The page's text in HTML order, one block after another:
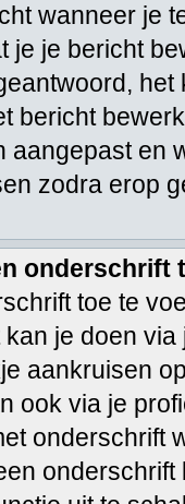
wanneer je
je je bericht
bericht
aangepast en
zodra erop
onderschrift
toe te
kan je doen
aankruisen
ook via je
onderschrift